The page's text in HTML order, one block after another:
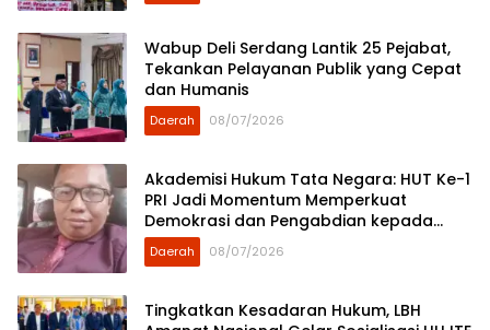
Wabup Deli Serdang Lantik 25 Pejabat,
Tekankan Pelayanan Publik yang Cepat
dan Humanis
Daerah 08/07/2026
Akademisi Hukum Tata Negara: HUT Ke-1
PRI Jadi Momentum Memperkuat
Demokrasi dan Pengabdian kepada
Rakyat
Daerah 08/07/2026
Tingkatkan Kesadaran Hukum, LBH